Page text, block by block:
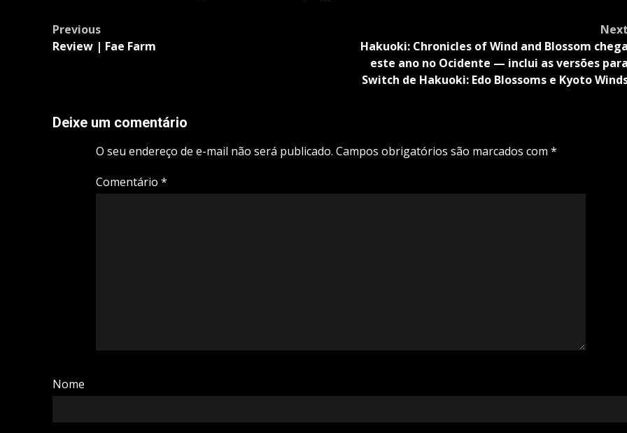
Post
navigation
Previous
Review | Fae Farm
Next
Hakuoki: Chronicles of Wind and Blossom chega
este ano no Ocidente — inclui as versões para
Switch de Hakuoki: Edo Blossoms e Kyoto
Deixe um comentário
O seu endereço de e-mail não será publicado. Campos obrigatórios são marcados com *
Comentário *
Nome